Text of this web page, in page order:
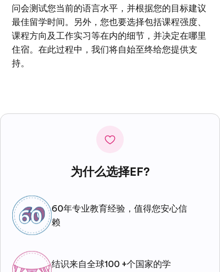
问会测试您当前的语言水平，并根据您的目标建议
最佳留学时间。另外，您也要选择包括课程强度、
课程方向及工作实习等在内的细节，并决定在哪里
住宿。在此过程中，我们将自始至终给您提供支
持。
为什么选择EF?
60年专业教育经验，值得您安心信
赖
结识来自全球100 +个国家的学